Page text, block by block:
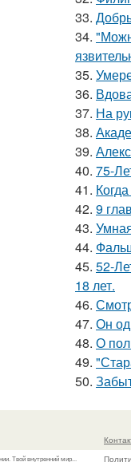
33.
34.
35.
36.
37. На
38.
39.
40. 75-
41.
42. 9
43.
44.
45. 52-
18 лет.
46.
47. Он
48. О
49.
50.
Твой внутренний мир...